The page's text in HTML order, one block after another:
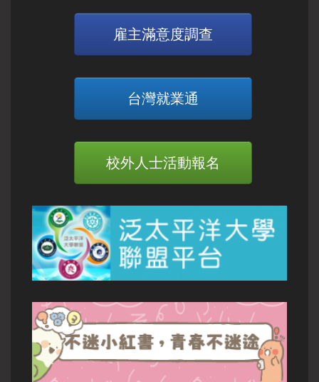
雇主滿意度調查
台灣就業通
校外人士活動報名